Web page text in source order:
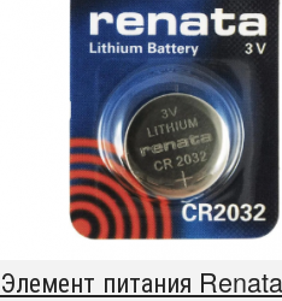
Элемент питания